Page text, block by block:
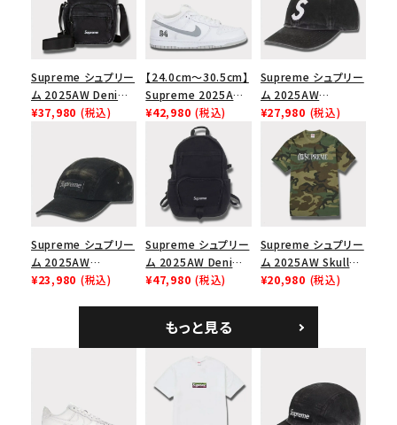
Supreme シュプリー
ム 2025AW Denim
Shoulder Bag デニ
¥37,980 (税込)
【24.0cm～30.5cm】
Supreme 2025AW
Nike SB Dunk Low
ナイキ SB ダンク ロ
ー スニーカー ホワイ
¥42,980 (税込)
Supreme シュプリー
ム 2025AW
Pigment Coated
2-Tone S Logo 6-
Panel Cap ピグメン
トコーテッド 2トーン
エスロゴ 6パネルキャ
ップ ブラック
¥27,980 (税込)
Supreme シュプリー
ム 2025AW
Overdyed Camp
¥23,980 (税込)
Supreme シュプリー
ム 2025AW Denim
Backpack デニム バ
¥47,980 (税込)
Supreme シュプリー
ム 2025AW Skull
Tee スカル Tシャ
¥20,980 (税込)
もっと見る